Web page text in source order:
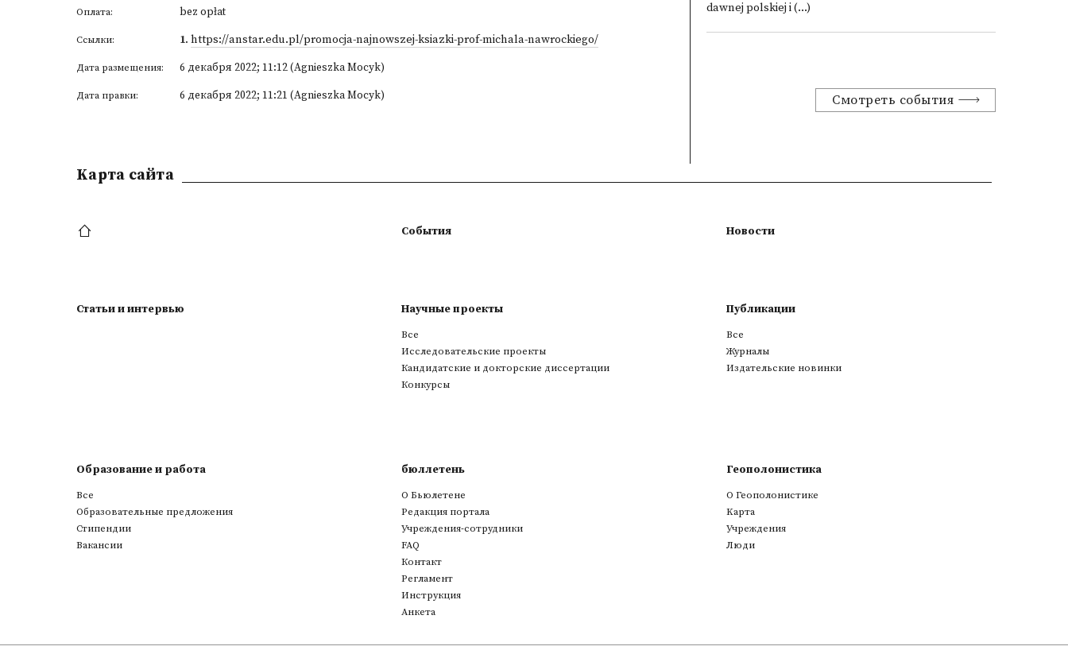
Оплата: bez opłat
Ссылки: 1. https://anstar.edu.pl/promocja-najnowszej-ksiazki-prof-michala-nawrockiego/
Дата размещения: 6 декабря 2022; 11:12 (Agnieszka Mocyk)
Дата правки: 6 декабря 2022; 11:21 (Agnieszka Mocyk)
dawnej polskiej i (...)
Смотреть события
Kарта сайта
События Новости
Статьи и интервью Научные проекты
Все
Исследовательские проекты
Кандидатские и докторские диссертации
Конкурсы
Публикации
Все
Журналы
Издательские новинки
Образование и работа
Все
Образовательные предложения
Стипендии
Вакансии
бюллетень
О Бьюлетене
Редакция портала
Учреждения-сотрудники
FAQ
Контакт
Регламент
Инструкция
Анкета
Геополонистика
О Геополонистике
Kарта
Учреждения
Люди